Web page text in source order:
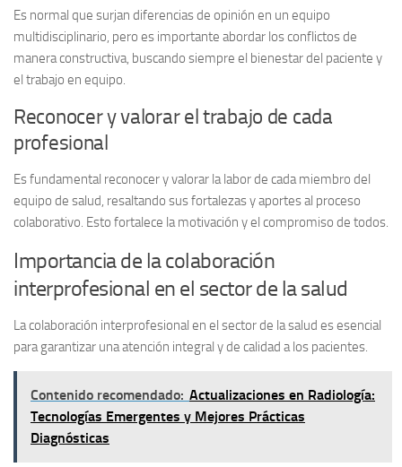
Es normal que surjan diferencias de opinión en un equipo
multidisciplinario, pero es importante abordar los conflictos de
manera constructiva, buscando siempre el bienestar del paciente y
el trabajo en equipo.
Reconocer y valorar el trabajo de cada
profesional
Es fundamental reconocer y valorar la labor de cada miembro del
equipo de salud, resaltando sus fortalezas y aportes al proceso
colaborativo. Esto fortalece la motivación y el compromiso de todos.
Importancia de la colaboración
interprofesional en el sector de la salud
La colaboración interprofesional en el sector de la salud es esencial
para garantizar una atención integral y de calidad a los pacientes.
Contenido recomendado: Actualizaciones en Radiología:
Tecnologías Emergentes y Mejores Prácticas
Diagnósticas